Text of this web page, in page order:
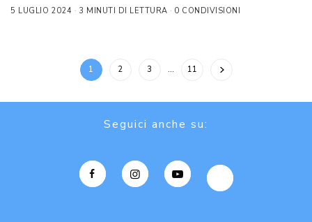
5 LUGLIO 2024 3 MINUTI DI LETTURA 0 CONDIVISIONI
1 2 3 … 11
Seguici anche su: